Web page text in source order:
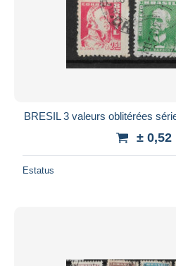
BRESIL 3 valeurs oblitérées
± 0,52
Estatus